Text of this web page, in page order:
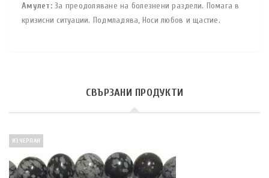
Амулет:За преодоляване на болезнени раздели. Помага в
кризисни ситуации. Подмладява, Носи любов и щастие.
СВЪРЗАНИ ПРОДУКТИ
ИЗЧЕРПАН